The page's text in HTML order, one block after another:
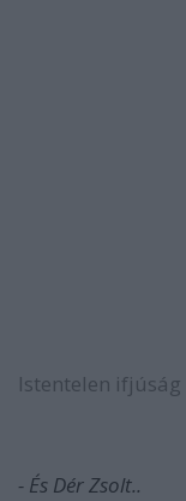
Istentelen ifjúság
- És Dér Zsolt..